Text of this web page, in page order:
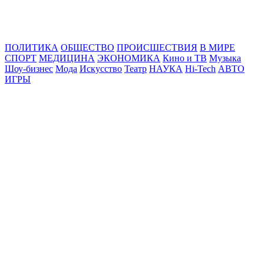
ПОЛИТИКА ОБЩЕСТВО ПРОИСШЕСТВИЯ В МИРЕ
СПОРТ МЕДИЦИНА ЭКОНОМИКА Кино и ТВ Музыка
Шоу-бизнес Мода Искусство Театр НАУКА Hi-Tech АВТО
ИГРЫ